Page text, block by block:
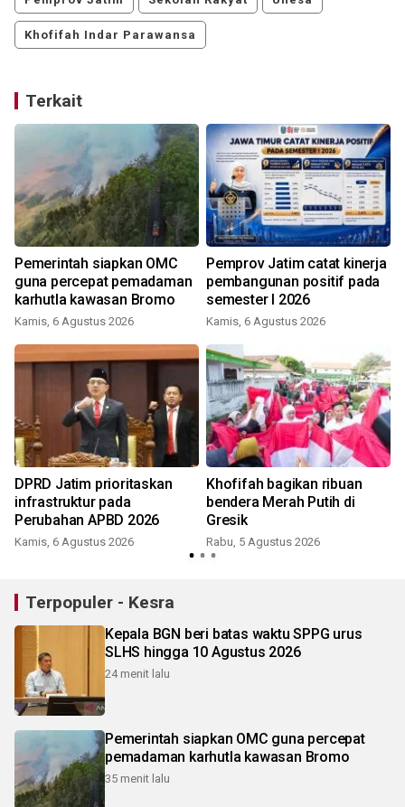
Khofifah Indar Parawansa
Terkait
Pemerintah siapkan OMC
guna percepat pemadaman
karhutla kawasan Bromo
Kamis, 6 Agustus 2026
Pemprov Jatim catat kinerja
pembangunan positif pada
semester I 2026
Kamis, 6 Agustus 2026
DPRD Jatim prioritaskan
infrastruktur pada
Perubahan APBD 2026
Kamis, 6 Agustus 2026
Khofifah bagikan ribuan
bendera Merah Putih di
Gresik
Rabu, 5 Agustus 2026
Terpopuler - Kesra
Kepala BGN beri batas waktu SPPG urus
SLHS hingga 10 Agustus 2026
24 menit lalu
Pemerintah siapkan OMC guna percepat
pemadaman karhutla kawasan Bromo
35 menit lalu